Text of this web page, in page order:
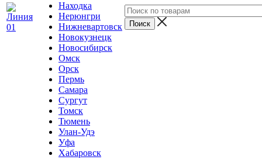
Находка
Нерюнгри
Нижневартовск
Новокузнецк
Новосибирск
Омск
Орск
Пермь
Самара
Сургут
Томск
Тюмень
Улан-Удэ
Уфа
Хабаровск